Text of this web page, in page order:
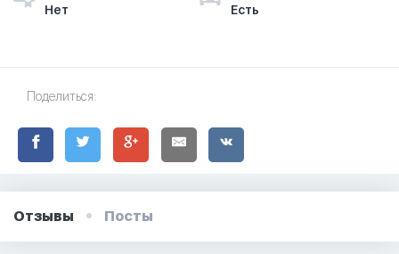
Нет
Есть
Поделиться:
Отзывы Посты